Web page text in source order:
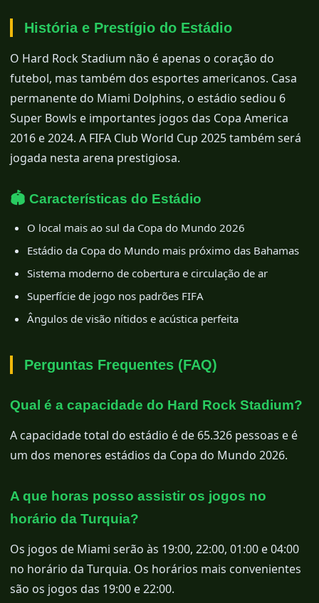
História e Prestígio do Estádio
O Hard Rock Stadium não é apenas o coração do
futebol, mas também dos esportes americanos. Casa
permanente do Miami Dolphins, o estádio sediou 6
Super Bowls e importantes jogos das Copa America
2016 e 2024. A FIFA Club World Cup 2025 também será
jogada nesta arena prestigiosa.
🏟️ Características do Estádio
O local mais ao sul da Copa do Mundo 2026
Estádio da Copa do Mundo mais próximo das Bahamas
Sistema moderno de cobertura e circulação de ar
Superfície de jogo nos padrões FIFA
Ângulos de visão nítidos e acústica perfeita
Perguntas Frequentes (FAQ)
Qual é a capacidade do Hard Rock Stadium?
A capacidade total do estádio é de 65.326 pessoas e é
um dos menores estádios da Copa do Mundo 2026.
A que horas posso assistir os jogos no
horário da Turquia?
Os jogos de Miami serão às 19:00, 22:00, 01:00 e 04:00
no horário da Turquia. Os horários mais convenientes
são os jogos das 19:00 e 22:00.